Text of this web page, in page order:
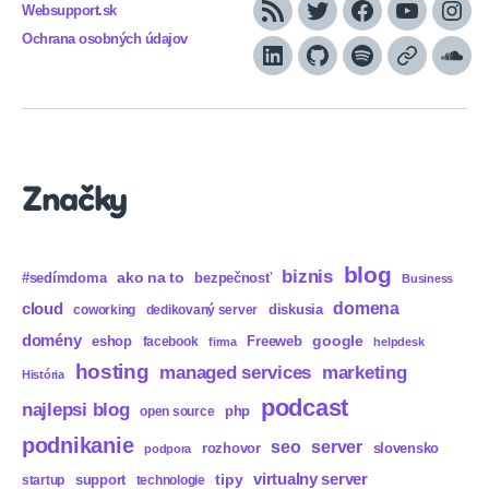
Websupport.sk
Ochrana osobných údajov
RSS TwitterFacebook
YouTube
LinkedInGitHubSpotifyApple
Značky
#sedímdoma ako na to bezpečnosť biznis blog Business
cloud coworking dedikovaný server diskusia domena
domény eshop facebook firma Freeweb google helpdesk
História hosting managed services marketing
najlepsi blog open source php podcast
podnikanie podpora rozhovor seo server slovensko
startup support technologie tipy virtualny server